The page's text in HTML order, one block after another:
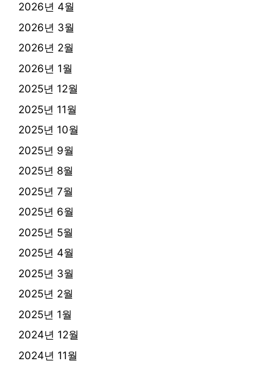
2026년 4월
2026년 3월
2026년 2월
2026년 1월
2025년 12월
2025년 11월
2025년 10월
2025년 9월
2025년 8월
2025년 7월
2025년 6월
2025년 5월
2025년 4월
2025년 3월
2025년 2월
2025년 1월
2024년 12월
2024년 11월